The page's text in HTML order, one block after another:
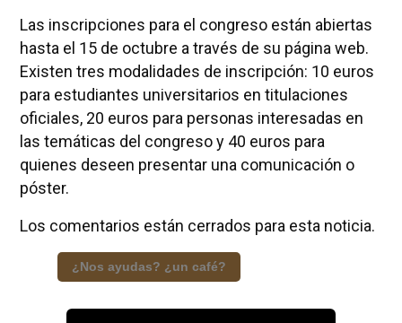
Las inscripciones para el congreso están abiertas
hasta el 15 de octubre a través de su página web.
Existen tres modalidades de inscripción: 10 euros
para estudiantes universitarios en titulaciones
oficiales, 20 euros para personas interesadas en
las temáticas del congreso y 40 euros para
quienes deseen presentar una comunicación o
póster.
Los comentarios están cerrados para esta noticia.
¿Nos ayudas? ¿un café?